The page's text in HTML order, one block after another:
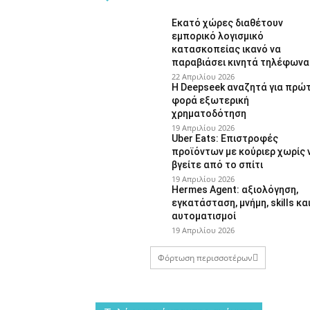
Εκατό χώρες διαθέτουν
εμπορικό λογισμικό
κατασκοπείας ικανό να
παραβιάσει κινητά τηλέφωνα
22 Απριλίου 2026
Η Deepseek αναζητά για
φορά εξωτερική
χρηματοδότηση
19 Απριλίου 2026
Uber Eats: Επιστροφές
προϊόντων με κούριερ χωρίς
βγείτε από το σπίτι
19 Απριλίου 2026
Hermes Agent: αξιολόγηση,
εγκατάσταση, μνήμη, skills και
αυτοματισμοί
19 Απριλίου 2026
Φόρτωση περισσοτέρων